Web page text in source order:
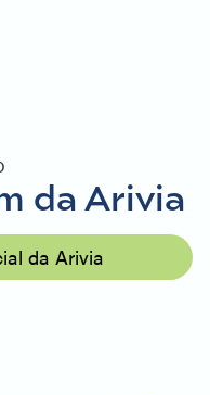
da Arivia
da Arivia